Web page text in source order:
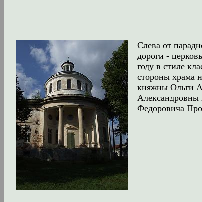
Слева от
дороги -
году в стиле
стороны храма
княжны Ольги
Александровны
Федоровича